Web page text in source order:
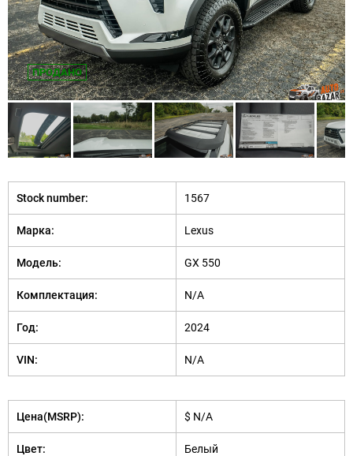
ПРОДАНО
Stock number: 1567
Марка: Lexus
Модель: GX 550
Комплектация: N/A
Год: 2024
VIN: N/A
Цена(MSRP): $ N/A
Цвет: Белый